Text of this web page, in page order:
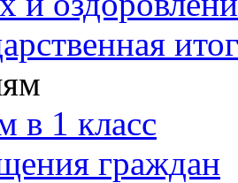
в 1 класс
граждан